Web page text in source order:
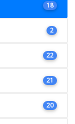
18
2
22
21
20